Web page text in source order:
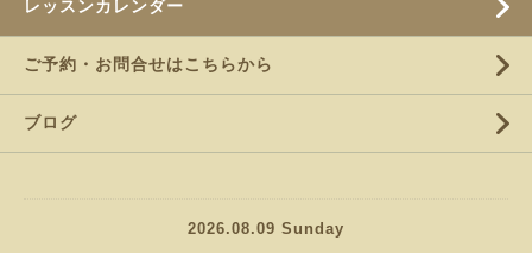
レッスンカレンダー
ご予約・お問合せはこちらから
ブログ
2026.08.09 Sunday